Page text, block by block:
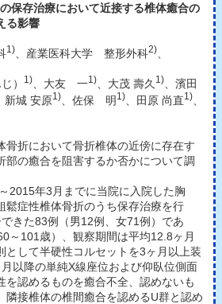
保存治療において近接する椎体癒合の
る影響
1) 、産業医科大学 整形外科2)
） 1) 、大友 一1) 、大茂 壽久 1) 、濱田
、新城 安原1) 、佐保 明 1) 、田原 尚直1)
骨折において骨折椎体の近傍に存在す
部の癒合を阻害するか否かについて調
2015年3月までに当院に入院した胸
鬆症性椎体骨折のうち保存治療を行
きた83例（男12例、女71例）であ
～101歳）、観察期間は平均12.8ヶ月
として半硬性コルセットを3ヶ月以上装
以降の単純X線座位および仰臥位側面
を認めるものを癒合不全、認めないも
隣接椎体の椎間癒合を認めるU群と認め